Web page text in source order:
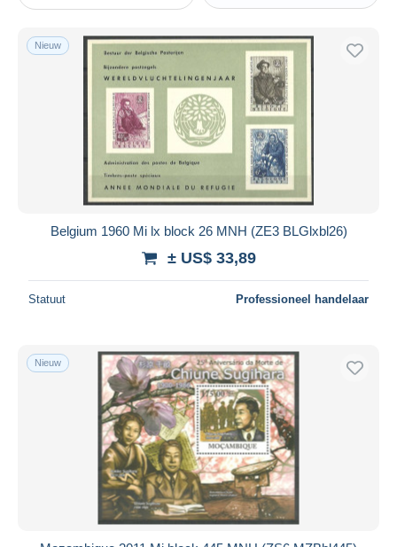
Thema's
Organisaties
Vluchtelingen
Actief
Vaste prijs
Veiling met biedingen
Veilingen zonder biedingen
Veilinghuizen
Alle looptijden
Prijs
Alleen met korting
Gratis levering
Betaalmiddelen
PayPal
Bankoverschrijving
Visa
Mastercard
Bancontact
Nieuw
Belgium 1960 Mi lx block 26 MNH (ZE3 BLGlxbl26)
± US$ 33,89
Statuut Professioneel handelaar
Nieuw